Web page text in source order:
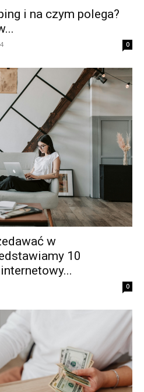
i na czym polega?
0
w
10
0